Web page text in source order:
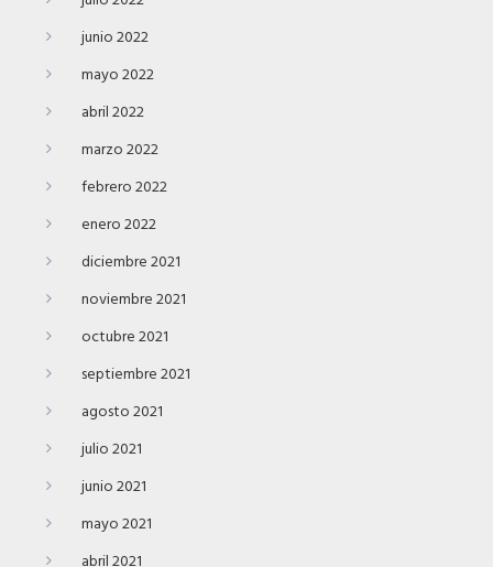
junio 2022
mayo 2022
abril 2022
marzo 2022
febrero 2022
enero 2022
diciembre 2021
noviembre 2021
octubre 2021
septiembre 2021
agosto 2021
julio 2021
junio 2021
mayo 2021